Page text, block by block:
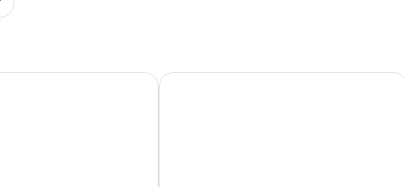
THE GROVE ESSIPONG BEACH